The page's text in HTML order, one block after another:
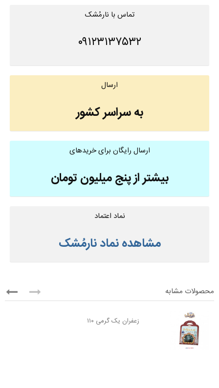
تماس با نارمُشک
۰۹۱۲۳۱۳۷۵۳۲
ارسال
به سراسر کشور
ارسال رایگان برای خریدهای
بیشتر از پنج میلیون تومان
نماد اعتماد
مشاهده نماد نارمُشک
محصولات مشابه
زعفران یک گرمی ۱۱۰